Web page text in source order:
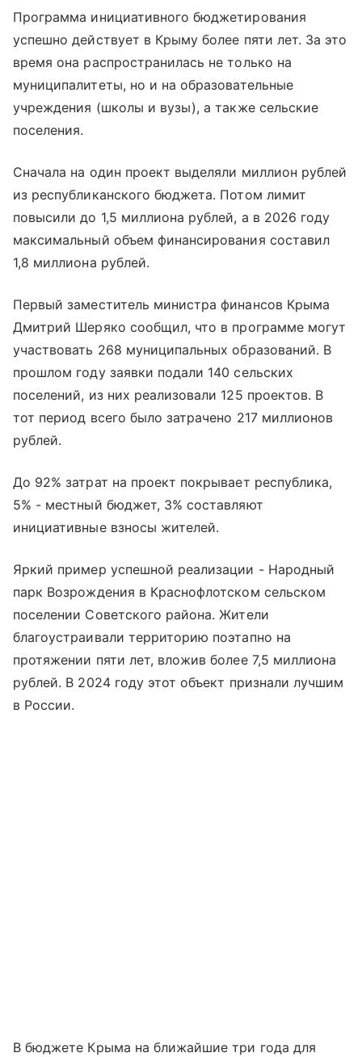
Программа инициативного бюджетирования
успешно действует в Крыму более пяти лет. За это
время она распространилась не только на
муниципалитеты, но и на образовательные
учреждения (школы и вузы), а также сельские
поселения.
Сначала на один проект выделяли миллион рублей
из республиканского бюджета. Потом лимит
повысили до 1,5 миллиона рублей, а в 2026 году
максимальный объем финансирования составил
1,8 миллиона рублей.
Первый заместитель министра финансов Крыма
Дмитрий Шеряко сообщил, что в программе могут
участвовать 268 муниципальных образований. В
прошлом году заявки подали 140 сельских
поселений, из них реализовали 125 проектов. В
тот период всего было затрачено 217 миллионов
рублей.
До 92% затрат на проект покрывает республика,
5% - местный бюджет, 3% составляют
инициативные взносы жителей.
Яркий пример успешной реализации - Народный
парк Возрождения в Краснофлотском сельском
поселении Советского района. Жители
благоустраивали территорию поэтапно на
протяжении пяти лет, вложив более 7,5 миллиона
рублей. В 2024 году этот объект признали лучшим
в России.
В бюджете Крыма на ближайшие три года для